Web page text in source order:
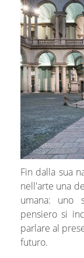
Fin dalla sua
nell'arte una
umana: uno
pensiero si
parlare al
futuro.